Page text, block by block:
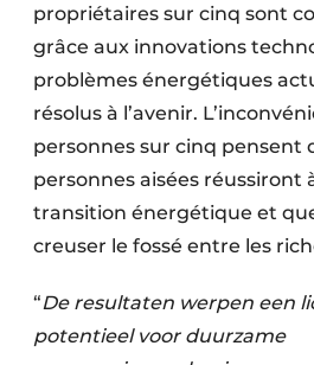
propriétaires sur cinq sont
grâce aux innovations
problèmes énergétiques
résolus à l’avenir.
personnes sur cinq pensent
personnes aisées réussiront
transition énergétique et
creuser le fossé entre les
“De resultaten werpen een
potentieel voor duurzame